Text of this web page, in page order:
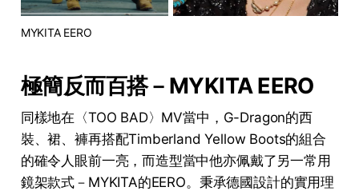
MYKITA EERO
極簡反而百搭－MYKITA EERO
同樣地在〈TOO BAD〉MV當中，G-Dragon的西
裝、裙、褲再搭配Timberland Yellow Boots的組合
的確令人眼前一亮，而造型當中他亦佩戴了另一常用
鏡架款式－MYKITA的EERO。秉承德國設計的實用理